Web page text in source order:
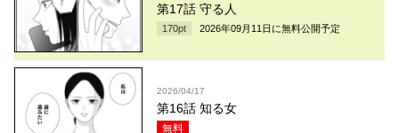
第17話 守る人
170pt 2026年09月11日 に無料公開予定
2026/04/17
第16話 知る女
無料